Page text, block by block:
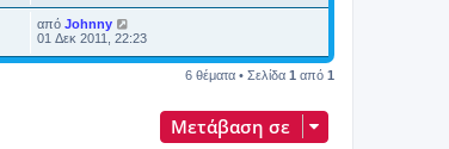
από Johnny
01 Δεκ 2011, 22:23
6 θέματα • Σελίδα 1 από 1
Μετάβαση σε